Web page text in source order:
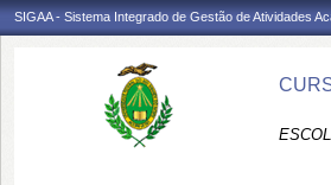
SIGAA - Sistema Integrado de Gestão de Atividades